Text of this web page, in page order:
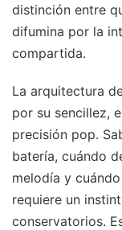
distinción entre
difumina por la
compartida.
La arquitectura
por su sencillez,
precisión pop.
batería, cuándo
melodía y
requiere un
conservatorios.